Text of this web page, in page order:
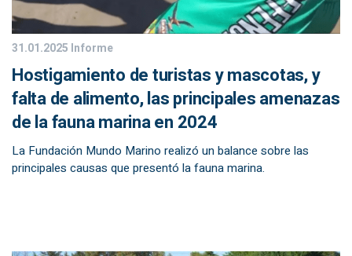
31.01.2025 Informe
Hostigamiento de turistas y mascotas, y
falta de alimento, las principales amenazas
de la fauna marina en 2024
La Fundación Mundo Marino realizó un balance sobre las
principales causas que presentó la fauna marina.